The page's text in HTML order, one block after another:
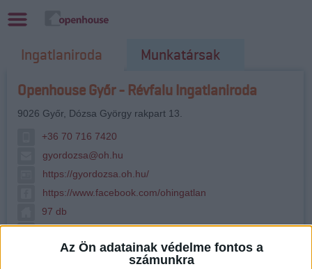
Az Ön adatainak védelme fontos a
számunkra
Ingatlaniroda
Munkatársak
Openhouse Győr - Révfalu Ingatlaniroda
9026 Győr Dózsa György rakpart 13.
+36 70 716 7420
gyordozsa@oh.hu
https://gyordozsa.oh.hu/
https://www.facebook.com/ohingatlan
97 db